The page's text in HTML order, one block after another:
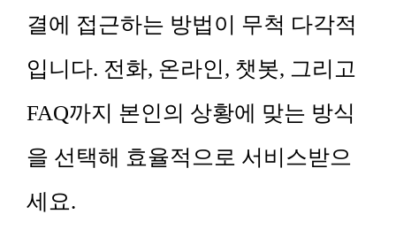
결에 접근하는 방법이 무척 다각적
입니다. 전화, 온라인, 챗봇, 그리고
FAQ까지 본인의 상황에 맞는 방식
을 선택해 효율적으로 서비스받으
세요.